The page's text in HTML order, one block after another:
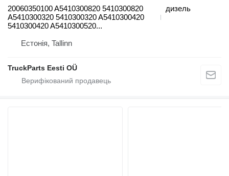
20060350100 A5410300820 5410300820
A5410300320 5410300320 A5410300420
5410300420 A5410300520...
дизель
Естонія, Tallinn
TruckParts Eesti OÜ